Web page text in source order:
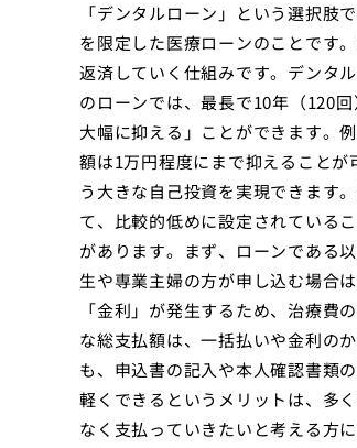
「デンタルローン」という選択肢
を限定した医療ローンのことです
返済していく仕組みです。デンタ
のローンでは、最長で10年（120
大幅に抑える」ことができます。
額は1万円程度にまで抑えること
う大きな自己投資を実現できます
て、比較的低めに設定されている
があります。まず、ローンである
生や専業主婦の方が申し込む場合
「金利」が発生するため、治療費
な総支払額は、一括払いや金利の
も、申込書の記入や本人確認書類
軽くできるというメリットは、多
なく支払っていきたいと考える方